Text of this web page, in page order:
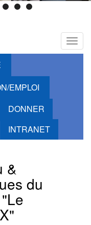
EMPLOI
DONNER
INTRANET
&
du